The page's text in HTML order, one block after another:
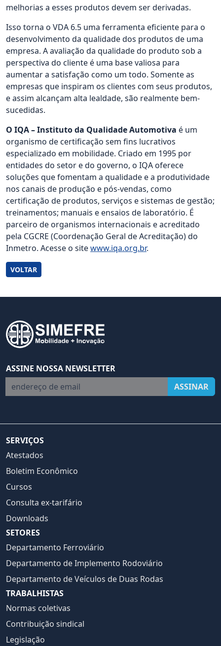
melhorias a esses produtos devem ser derivadas.
Isso torna o VDA 6.5 uma ferramenta eficiente para o
desenvolvimento da qualidade dos produtos de uma
empresa. A avaliação da qualidade do produto sob a
perspectiva do cliente é uma base valiosa para
aumentar a satisfação como um todo. Somente as
empresas que inspiram os clientes com seus produtos,
e assim alcançam alta lealdade, são realmente bem-
sucedidas.
O IQA – Instituto da Qualidade Automotiva é um
organismo de certificação sem fins lucrativos
especializado em mobilidade. Criado em 1995 por
entidades do setor e do governo, o IQA oferece
soluções que fomentam a qualidade e a produtividade
nos canais de produção e pós-vendas, como
certificação de produtos, serviços e sistemas de gestão;
treinamentos; manuais e ensaios de laboratório. É
parceiro de organismos internacionais e acreditado
pela CGCRE (Coordenação Geral de Acreditação) do
Inmetro. Acesse o sitewww.iqa.org.br.
VOLTAR
ASSINE NOSSA NEWSLETTER
endereço de email
ASSINAR
SERVIÇOS
Atestados
Boletim Econômico
Cursos
Consulta ex-tarifário
Downloads
SETORES
Departamento Ferroviário
Departamento de Implemento Rodoviário
Departamento de Veículos de Duas Rodas
TRABALHISTAS
Normas coletivas
Contribuição sindical
Legislação